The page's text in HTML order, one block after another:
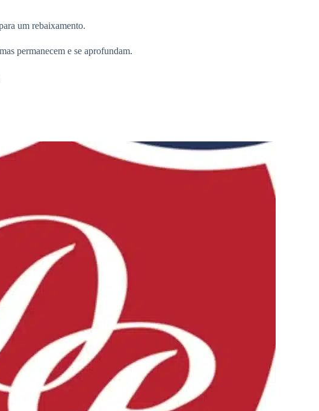
um rebaixamento.
permanecem e se aprofundam.